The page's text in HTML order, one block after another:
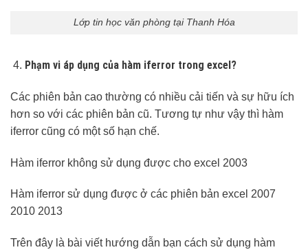
Lớp tin học văn phòng tại Thanh Hóa
Phạm vi áp dụng của hàm iferror trong excel?
Các phiên bản cao thường có nhiều cải tiến và sự hữu ích
hơn so với các phiên bản cũ. Tương tự như vậy thì hàm
iferror cũng có một số hạn chế.
Hàm iferror không sử dụng được cho excel 2003
Hàm iferror sử dụng được ở các phiên bản excel 2007
2010 2013
Trên đây là bài viết hướng dẫn bạn cách sử dụng hàm